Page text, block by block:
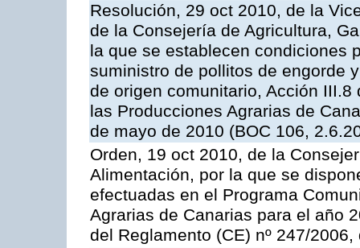
Resolución, 29 oct 2010, de la
de la Consejería de Agricultura,
la que se establecen condiciones
suministro de pollitos de engorde
de origen comunitario, Acción
las Producciones Agrarias de
de mayo de 2010 (BOC 106,
Orden, 19 oct 2010, de la
Alimentación, por la que se
efectuadas en el Programa
Agrarias de Canarias para el año
del Reglamento (CE) nº 247/